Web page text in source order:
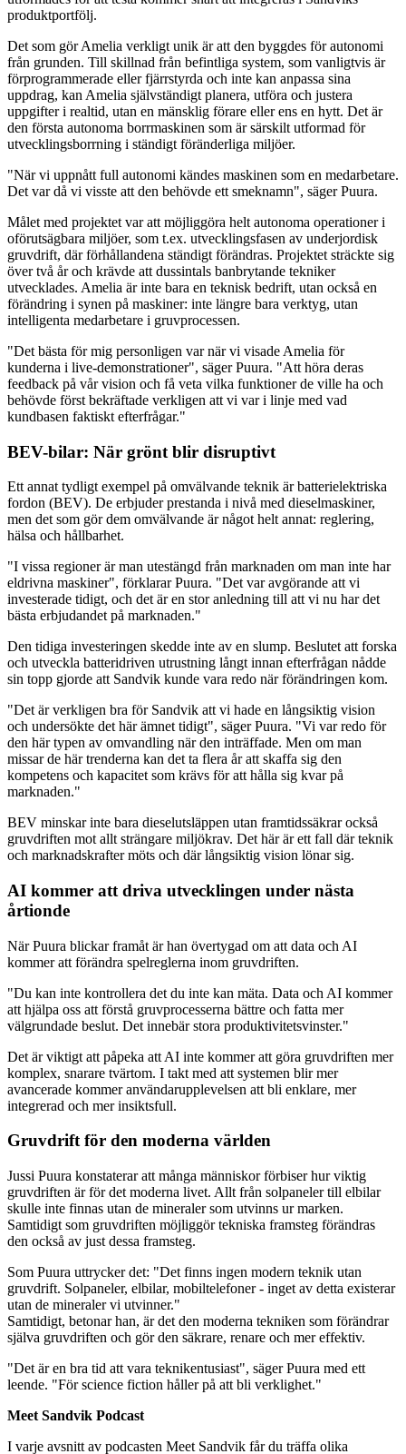
produktportfölj.
Det som gör Amelia verkligt unik är att den byggdes för autonomi
från grunden. Till skillnad från befintliga system, som vanligtvis är
förprogrammerade eller fjärrstyrda och inte kan anpassa sina
uppdrag, kan Amelia självständigt planera, utföra och justera
uppgifter i realtid, utan en mänsklig förare eller ens en hytt. Det är
den första autonoma borrmaskinen som är särskilt utformad för
utvecklingsborrning i ständigt föränderliga miljöer.
"När vi uppnått full autonomi kändes maskinen som en medarbetare.
Det var då vi visste att den behövde ett smeknamn", säger Puura.
Målet med projektet var att möjliggöra helt autonoma operationer i
oförutsägbara miljöer, som t.ex. utvecklingsfasen av underjordisk
gruvdrift, där förhållandena ständigt förändras. Projektet sträckte sig
över två år och krävde att dussintals banbrytande tekniker
utvecklades. Amelia är inte bara en teknisk bedrift, utan också en
förändring i synen på maskiner: inte längre bara verktyg, utan
intelligenta medarbetare i gruvprocessen.
"Det bästa för mig personligen var när vi visade Amelia för
kunderna i live-demonstrationer", säger Puura. "Att höra deras
feedback på vår vision och få veta vilka funktioner de ville ha och
behövde först bekräftade verkligen att vi var i linje med vad
kundbasen faktiskt efterfrågar."
BEV-bilar: När grönt blir disruptivt
Ett annat tydligt exempel på omvälvande teknik är batterielektriska
fordon (BEV). De erbjuder prestanda i nivå med dieselmaskiner,
men det som gör dem omvälvande är något helt annat: reglering,
hälsa och hållbarhet.
"I vissa regioner är man utestängd från marknaden om man inte har
eldrivna maskiner", förklarar Puura. "Det var avgörande att vi
investerade tidigt, och det är en stor anledning till att vi nu har det
bästa erbjudandet på marknaden."
Den tidiga investeringen skedde inte av en slump. Beslutet att forska
och utveckla batteridriven utrustning långt innan efterfrågan nådde
sin topp gjorde att Sandvik kunde vara redo när förändringen kom.
"Det är verkligen bra för Sandvik att vi hade en långsiktig vision
och undersökte det här ämnet tidigt", säger Puura. "Vi var redo för
den här typen av omvandling när den inträffade. Men om man
missar de här trenderna kan det ta flera år att skaffa sig den
kompetens och kapacitet som krävs för att hålla sig kvar på
marknaden."
BEV minskar inte bara dieselutsläppen utan framtidssäkrar också
gruvdriften mot allt strängare miljökrav. Det här är ett fall där teknik
och marknadskrafter möts och där långsiktig vision lönar sig.
AI kommer att driva utvecklingen under nästa
årtionde
När Puura blickar framåt är han övertygad om att data och AI
kommer att förändra spelreglerna inom gruvdriften.
"Du kan inte kontrollera det du inte kan mäta. Data och AI kommer
att hjälpa oss att förstå gruvprocesserna bättre och fatta mer
välgrundade beslut. Det innebär stora produktivitetsvinster."
Det är viktigt att påpeka att AI inte kommer att göra gruvdriften mer
komplex, snarare tvärtom. I takt med att systemen blir mer
avancerade kommer användarupplevelsen att bli enklare, mer
integrerad och mer insiktsfull.
Gruvdrift för den moderna världen
Jussi Puura konstaterar att många människor förbiser hur viktig
gruvdriften är för det moderna livet. Allt från solpaneler till elbilar
skulle inte finnas utan de mineraler som utvinns ur marken.
Samtidigt som gruvdriften möjliggör tekniska framsteg förändras
den också av just dessa framsteg.
Som Puura uttrycker det: "Det finns ingen modern teknik utan
gruvdrift. Solpaneler, elbilar, mobiltelefoner - inget av detta existerar
utan de mineraler vi utvinner."
Samtidigt, betonar han, är det den moderna tekniken som förändrar
själva gruvdriften och gör den säkrare, renare och mer effektiv.
"Det är en bra tid att vara teknikentusiast", säger Puura med ett
leende. "För science fiction håller på att bli verklighet."
Meet Sandvik Podcast
I varje avsnitt av podcasten Meet Sandvik får du träffa olika